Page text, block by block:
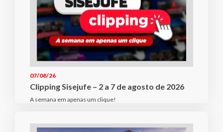
07/08/26
Clipping Sisejufe – 2 a 7 de agosto de 2026
A semana em apenas um clique!